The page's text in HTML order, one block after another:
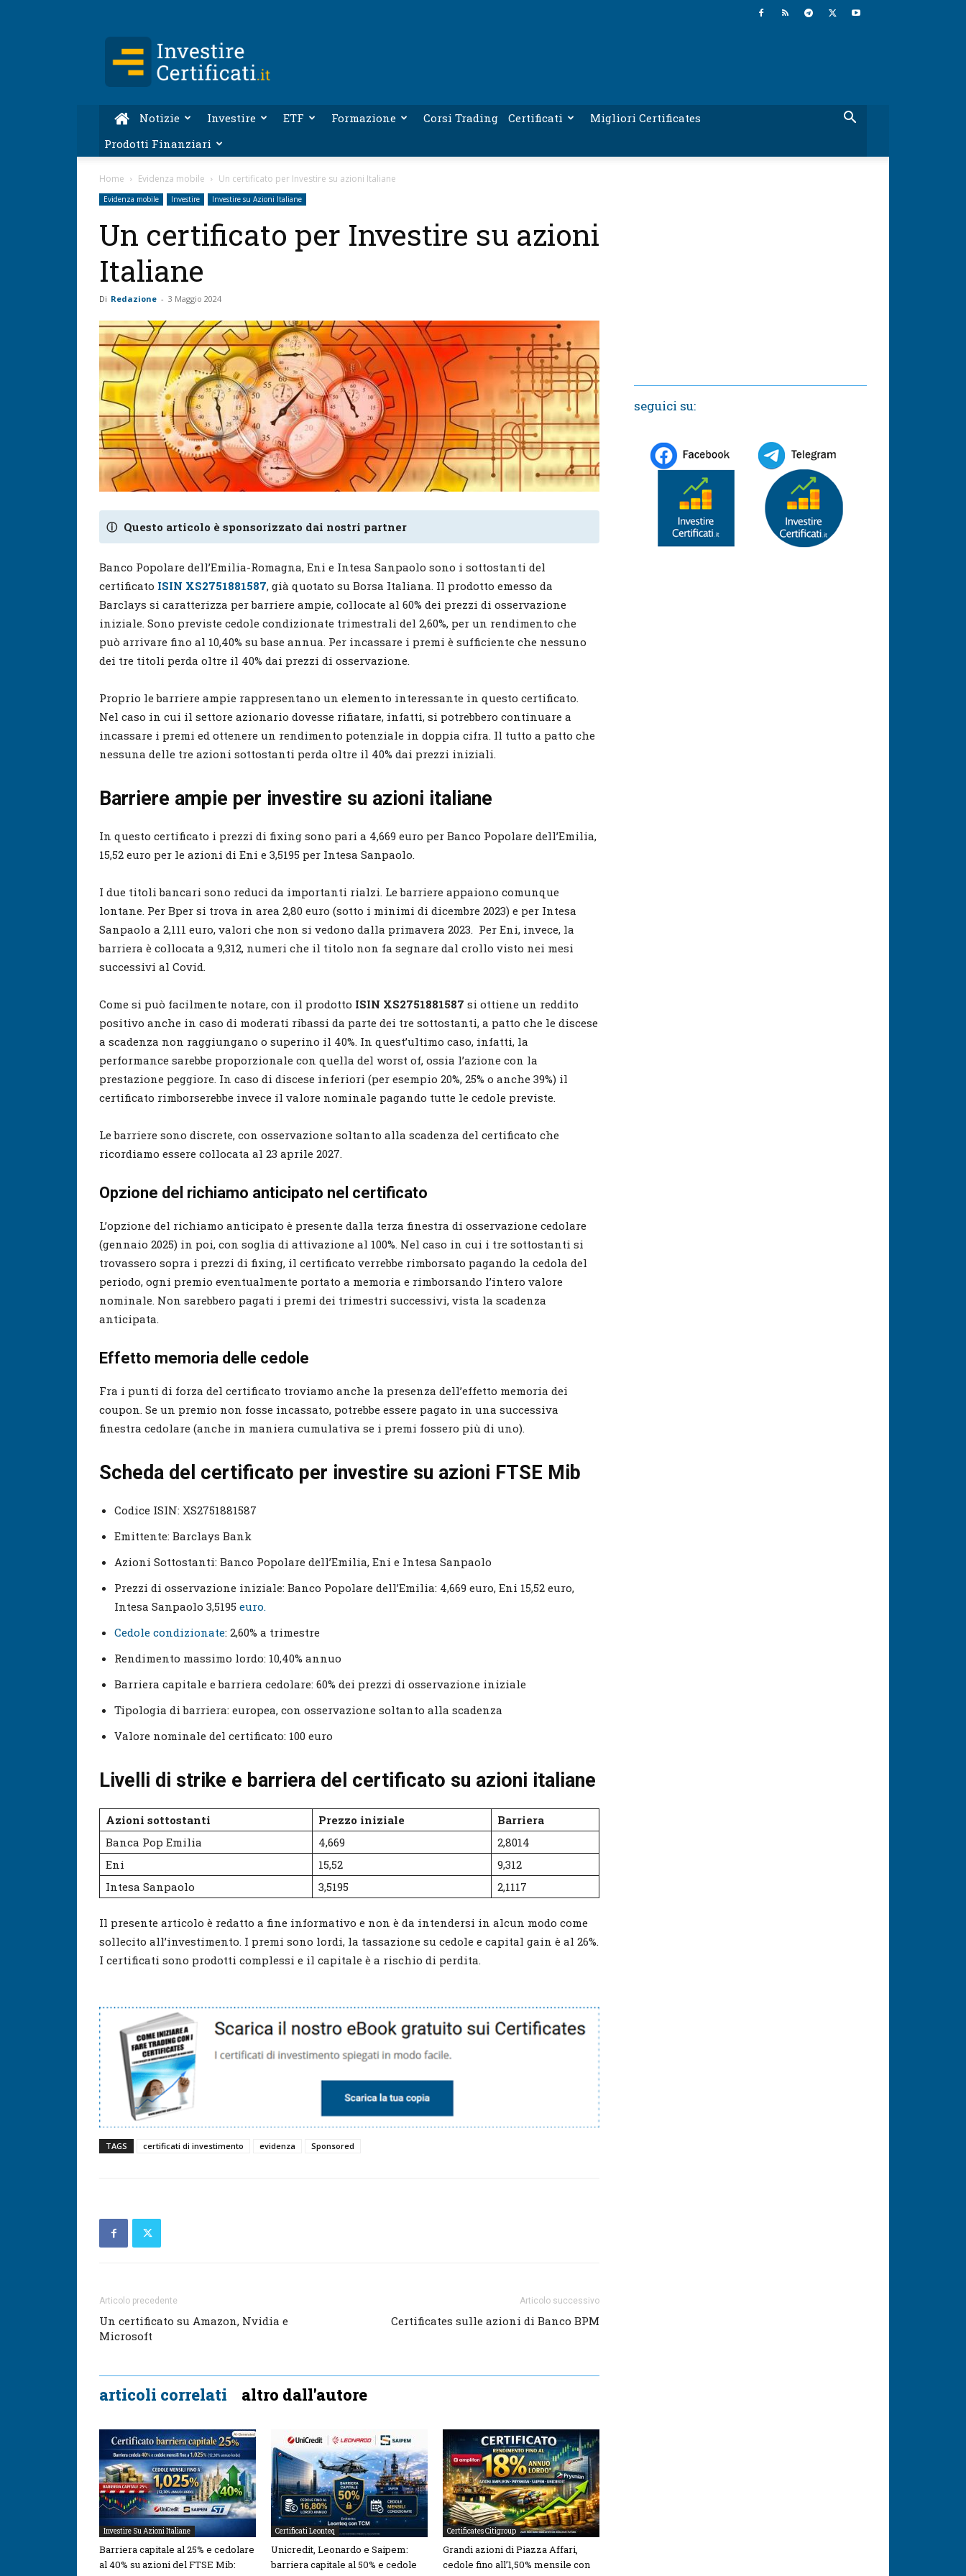
Certificati.it
Notizie Investire ETF Formazione Corsi Trading Certificati
Migliori Certificates
Prodotti Finanziari
Home Evidenza mobile Un certificato per Investire su azioni Italiane
Evidenza mobile Investire Investire su Azioni Italiane
Un certificato per Investire su azioni
Italiane
Di Redazione - 3 Maggio 2024
ⓘ Questo articolo è sponsorizzato dai nostri partner
Banco Popolare dell’Emilia-Romagna, Eni e Intesa Sanpaolo sono i sottostanti del
certificato ISIN XS2751881587, già quotato su Borsa Italiana. Il prodotto emesso da
Barclays si caratterizza per barriere ampie, collocate al 60% dei prezzi di osservazione
iniziale. Sono previste cedole condizionate trimestrali del 2,60%, per un rendimento che
può arrivare fino al 10,40% su base annua. Per incassare i premi è sufficiente che nessuno
dei tre titoli perda oltre il 40% dai prezzi di osservazione.
Proprio le barriere ampie rappresentano un elemento interessante in questo certificato.
Nel caso in cui il settore azionario dovesse rifiatare, infatti, si potrebbero continuare a
incassare i premi ed ottenere un rendimento potenziale in doppia cifra. Il tutto a patto che
nessuna delle tre azioni sottostanti perda oltre il 40% dai prezzi iniziali.
Barriere ampie per investire su azioni italiane
In questo certificato i prezzi di fixing sono pari a 4,669 euro per Banco Popolare dell’Emilia,
15,52 euro per le azioni di Eni e 3,5195 per Intesa Sanpaolo.
I due titoli bancari sono reduci da importanti rialzi. Le barriere appaiono comunque
lontane. Per Bper si trova in area 2,80 euro (sotto i minimi di dicembre 2023) e per Intesa
Sanpaolo a 2,111 euro, valori che non si vedono dalla primavera 2023. Per Eni, invece, la
barriera è collocata a 9,312, numeri che il titolo non fa segnare dal crollo visto nei mesi
successivi al Covid.
Come si può facilmente notare, con il prodotto ISIN XS2751881587 si ottiene un reddito
positivo anche in caso di moderati ribassi da parte dei tre sottostanti, a patto che le discese
a scadenza non raggiungano o superino il 40%. In quest’ultimo caso, infatti, la
performance sarebbe proporzionale con quella del worst of, ossia l’azione con la
prestazione peggiore. In caso di discese inferiori (per esempio 20%, 25% o anche 39%) il
certificato rimborserebbe invece il valore nominale pagando tutte le cedole previste.
Le barriere sono discrete, con osservazione soltanto alla scadenza del certificato che
ricordiamo essere collocata al 23 aprile 2027.
Opzione del richiamo anticipato nel certificato
L’opzione del richiamo anticipato è presente dalla terza finestra di osservazione cedolare
(gennaio 2025) in poi, con soglia di attivazione al 100%. Nel caso in cui i tre sottostanti si
trovassero sopra i prezzi di fixing, il certificato verrebbe rimborsato pagando la cedola del
periodo, ogni premio eventualmente portato a memoria e rimborsando l’intero valore
nominale. Non sarebbero pagati i premi dei trimestri successivi, vista la scadenza
anticipata.
Effetto memoria delle cedole
Fra i punti di forza del certificato troviamo anche la presenza dell’effetto memoria dei
coupon. Se un premio non fosse incassato, potrebbe essere pagato in una successiva
finestra cedolare (anche in maniera cumulativa se i premi fossero più di uno).
Scheda del certificato per investire su azioni FTSE Mib
Codice ISIN: XS2751881587
Emittente: Barclays Bank
Azioni Sottostanti: Banco Popolare dell’Emilia, Eni e Intesa Sanpaolo
Prezzi di osservazione iniziale: Banco Popolare dell’Emilia: 4,669 euro, Eni 15,52 euro,
Intesa Sanpaolo 3,5195 euro.
Cedole condizionate: 2,60% a trimestre
Rendimento massimo lordo: 10,40% annuo
Barriera capitale e barriera cedolare: 60% dei prezzi di osservazione iniziale
Tipologia di barriera: europea, con osservazione soltanto alla scadenza
Valore nominale del certificato: 100 euro
Livelli di strike e barriera del certificato su azioni italiane
Azioni sottostanti Prezzo iniziale
Barriera
Banca Pop Emilia
4,669
2,8014
Eni
15,52
9,312
Intesa Sanpaolo
3,5195 2,1117
Il presente articolo è redatto a fine informativo e non è da intendersi in alcun modo come
sollecito all’investimento. I premi sono lordi, la tassazione su cedole e capital gain è al 26%.
I certificati sono prodotti complessi e il capitale è a rischio di perdita.
TAGS certificati di investimento evidenza Sponsored
Articolo precedente
Un certificato su Amazon, Nvidia e
Microsoft
Articolo successivo
Certificates sulle azioni di Banco BPM
articoli correlati altro dall'autore
Investire Su Azioni Italiane
Barriera capitale al 25% e cedolare
al 40% su azioni del FTSE Mib:
Certificati Leonteq
Unicredit, Leonardo e Saipem:
barriera capitale al 50% e cedole
Certificates Citigroup
Grandi azioni di Piazza Affari,
cedole fino all’1,50% mensile con
seguici su: